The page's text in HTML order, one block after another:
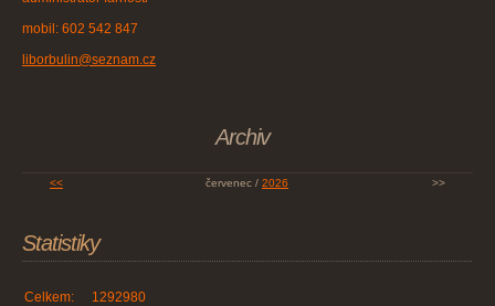
mobil: 602 542 847
liborbulin@seznam.cz
Archiv
<< červenec / 2026 >>
Statistiky
Celkem: 1292980